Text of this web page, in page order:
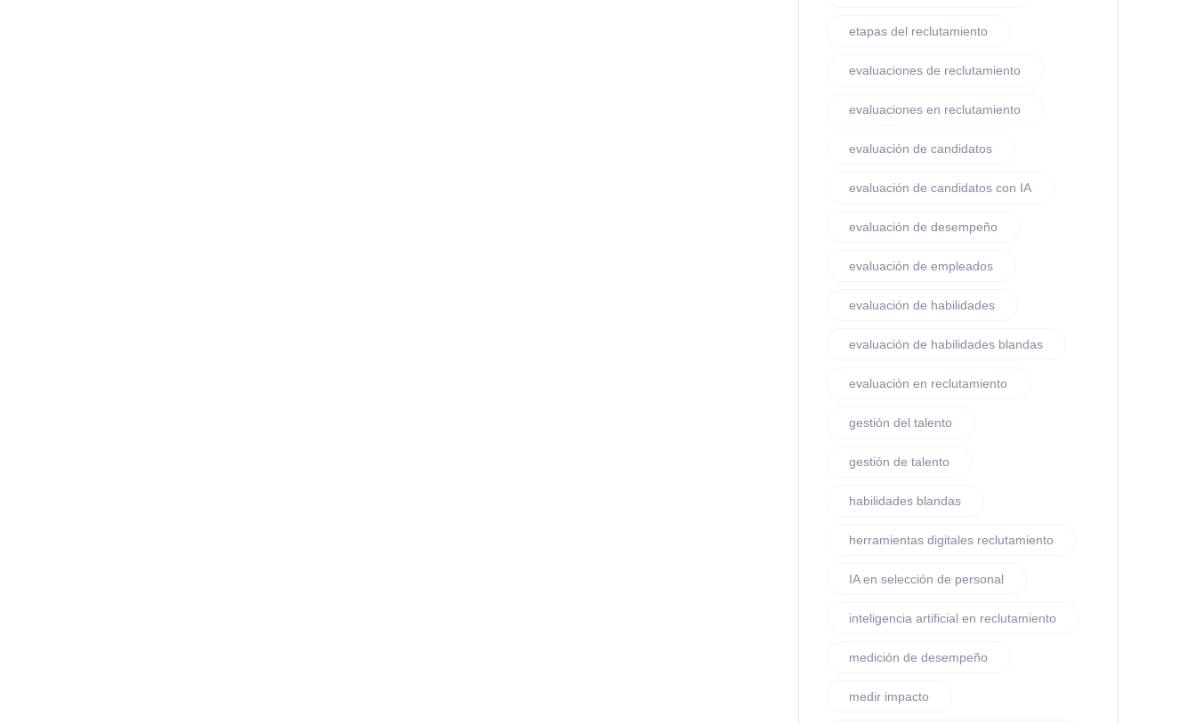
etapas del reclutamiento
evaluaciones de reclutamiento
evaluaciones en reclutamiento
evaluación de candidatos
evaluación de candidatos con IA
evaluación de desempeño
evaluación de empleados
evaluación de habilidades
evaluación de habilidades blandas
evaluación en reclutamiento
gestión del talento
gestión de talento
habilidades blandas
herramientas digitales reclutamiento
IA en selección de personal
inteligencia artificial en reclutamiento
medición de desempeño
medir impacto